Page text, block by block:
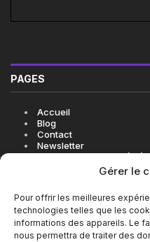
Gérer le
Pour offrir les meilleures
technologies telles que les
informations des appareils. Le
nous permettra de traiter des
PAGES
Accueil
Blog
Contact
Newsletter
Politique de cookies (UE)
LES BONNES ADRESSES